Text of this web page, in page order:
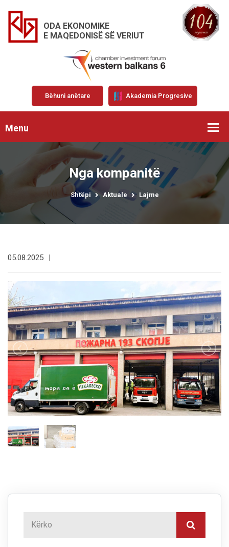
ODA EKONOMIKE
E MAQEDONISË SË VERIUT
Bëhuni anëtare Akademia Progresive
Menu
Nga kompanitë
Shtëpi Aktuale Lajme
05.08.2025 |